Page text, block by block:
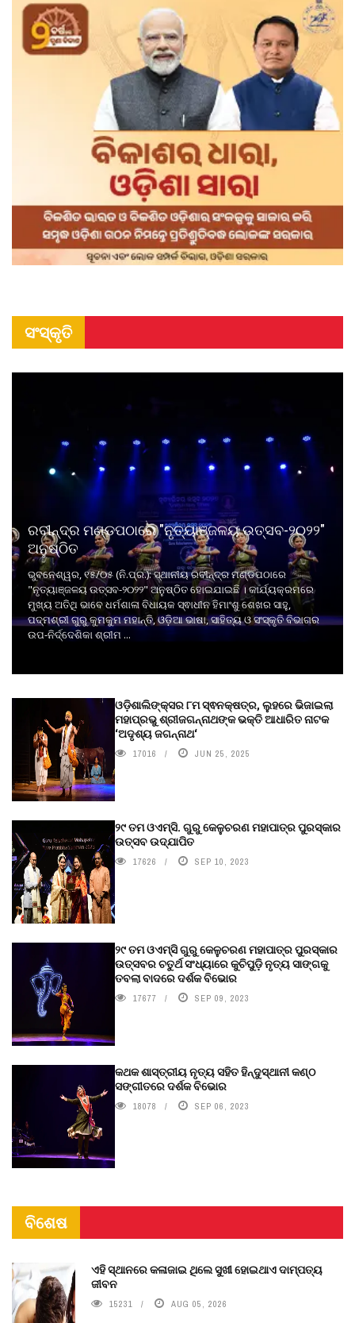
ସଂସ୍କୃତି
ରବୀନ୍ଦ୍ର ମଣ୍ଡପଠାରେ "ନୃତ୍ୟାଞ୍ଜଳୟ ଉତ୍ସବ-୨୦୨୨"
ଅନୁଷ୍ଠିତ
ଭୁବନେଶ୍ୱର, ୧୫/୦୫ (ନି.ପ୍ର.): ସ୍ଥାନୀୟ ରବୀନ୍ଦ୍ର ମଣ୍ଡପଠାରେ
"ନୃତ୍ୟାଞ୍ଜଳୟ ଉତ୍ସବ-୨୦୨୨" ଅନୁଷ୍ଠିତ ହୋଇଯାଇଛି । କାର୍ଯ୍ୟକ୍ରମରେ
ମୁଖ୍ୟ ଅତିଥି ଭାବେ ଧର୍ମଶାଳା ବିଧାୟକ ସ୍ଵାଧୀନ ହିମାଂଶୁ ଶେଖର ସାହୁ,
ପଦ୍ମଶ୍ରୀ ଗୁରୁ କୁମକୁମ ମହାନ୍ତି, ଓଡ଼ିଆ ଭାଷା, ସାହିତ୍ୟ ଓ ସଂସ୍କୃତି ବିଭାଗର
ଉପ-ନିର୍ଦ୍ଦେଶିକା ଶ୍ରୀମ ...
ଓଡ଼ିଶାଲିଙ୍କ୍ସର ୮ମ ସ୍ଵନକ୍ଷତ୍ର, ଲୁହରେ ଭିଜାଇଲା
ମହାପ୍ରଭୁ ଶ୍ରୀଜଗନ୍ନାଥଙ୍କ ଭକ୍ତି ଆଧାରିତ ନାଟକ
‘ଅଦୃଶ୍ୟ ଜଗନ୍ନାଥ‘
17016 JUN 25, 2025
୨୯ ତମ ଓଏମ୍‌ସି. ଗୁରୁ କେଳୁଚରଣ ମହାପାତ୍ର ପୁରସ୍କାର
ଉତ୍ସବ ଉଦ୍‍ଯାପିତ
17626 SEP 10, 2023
୨୯ ତମ ଓଏମ୍‌ସି ଗୁରୁ କେଳୁଚରଣ ମହାପାତ୍ର ପୁରସ୍କାର
ଉତ୍ସବର ଚତୁର୍ଥ ସଂଧ୍ୟାରେ କୁଚିପୁଡ଼ି ନୃତ୍ୟ ସାଙ୍ଗକୁ
ତବଲା ବାଦରେ ଦର୍ଶକ ବିଭୋର
17677 SEP 09, 2023
କଥକ ଶାସ୍ତ୍ରୀୟ ନୃତ୍ୟ ସହିତ ହିନ୍ଦୁସ୍ଥାନୀ କଣ୍ଠ
ସଙ୍ଗୀତରେ ଦର୍ଶକ ବିଭୋର
18078 SEP 06, 2023
ବିଶେଷ
ଏହି ସ୍ଥାନରେ କଳାଜାଇ ଥିଲେ ସୁଖୀ ହୋଇଥାଏ ଦାମ୍ପତ୍ୟ
ଜୀବନ
15231 AUG 05, 2026